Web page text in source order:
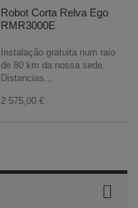
Robot Corta Relva Ego
RMR3000E
Instalação gratuita num raio
de 80 km da nossa sede.
Distancias...
2 575,00 €